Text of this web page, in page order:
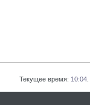
Текущее время: 10:04